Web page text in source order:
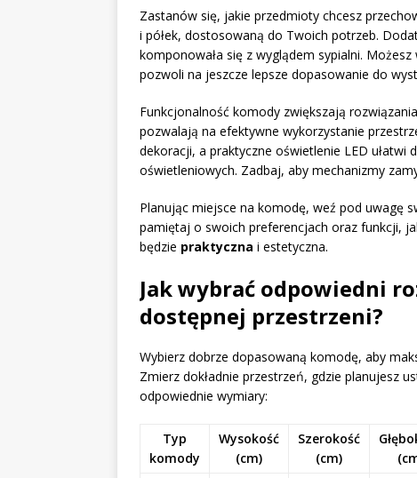
Zastanów się, jakie przedmioty chcesz
i półek, dostosowaną do Twoich potrzeb.
komponowała się z wyglądem sypialni.
pozwoli na jeszcze lepsze dopasowanie do
Funkcjonalność komody zwiększają
pozwalają na efektywne wykorzystanie
dekoracji, a praktyczne oświetlenie LED
oświetleniowych. Zadbaj, aby mechanizmy
Planując miejsce na komodę, weź pod uwagę
pamiętaj o swoich preferencjach oraz funkcji,
będzie praktyczna i estetyczna.
Jak wybrać odpowiedni
dostępnej przestrzeni?
Wybierz dobrze dopasowaną komodę, aby
Zmierz dokładnie przestrzeń, gdzie planujesz
odpowiednie wymiary:
Typ
komody
Wysokość
(cm)
Szerokość
(cm)